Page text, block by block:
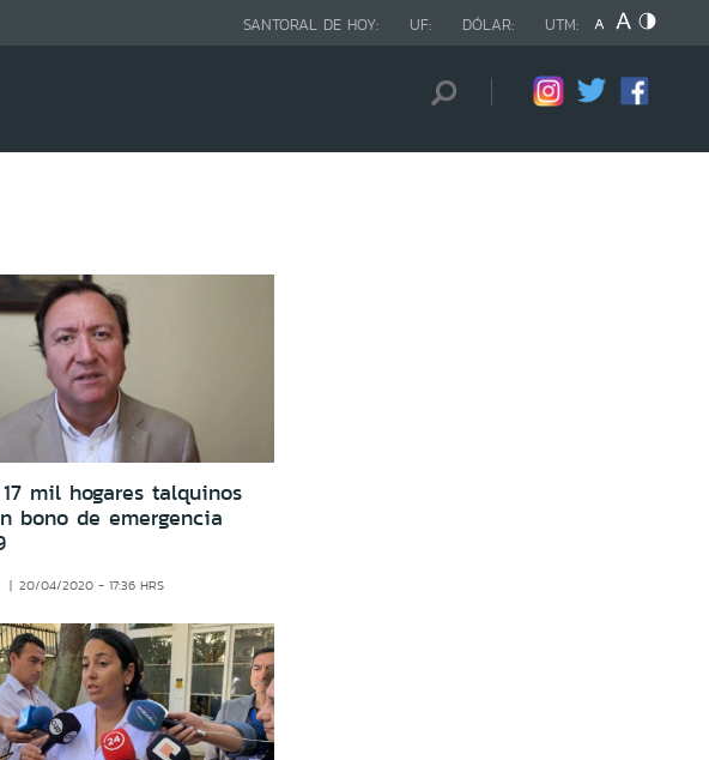
SANTORAL DE HOY: UF: DÓLAR: UTM:
mil hogares talquinos
bono de emergencia
20/04/2020 - 17:36 HRS